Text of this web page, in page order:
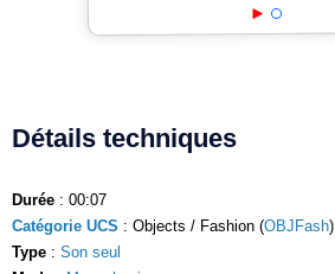
Détails techniques
Durée : 00:07
Catégorie UCS : Objects / Fashion (OBJFash)
Type : Son seul